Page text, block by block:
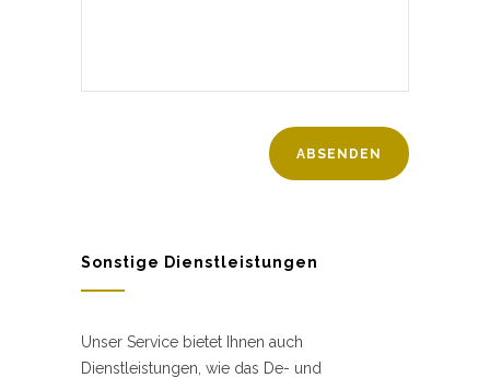
Sonstige Dienstleistungen
Unser Service bietet Ihnen auch
Dienstleistungen, wie das De- und